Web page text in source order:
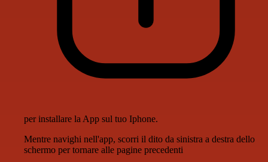
per installare la App sul tuo Iphone.
Mentre navighi nell'app, scorri il dito da sinistra a destra dello
schermo per tornare alle pagine precedenti